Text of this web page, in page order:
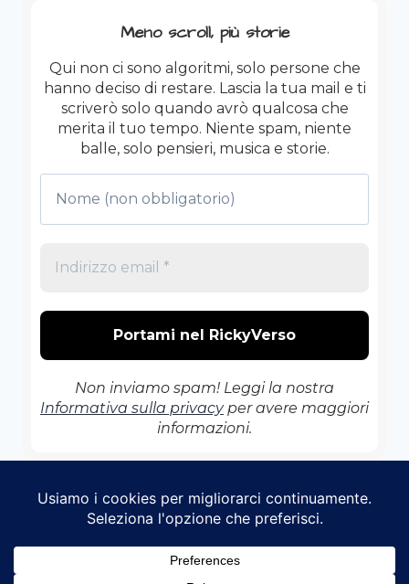
Meno scroll, più storie
Qui non ci sono algoritmi, solo persone che
hanno deciso di restare. Lascia la tua mail e ti
scriverò solo quando avrò qualcosa che
merita il tuo tempo. Niente spam, niente
balle, solo pensieri, musica e storie.
Non inviamo spam! Leggi la nostra
Informativa sulla privacyper avere maggiori
informazioni.